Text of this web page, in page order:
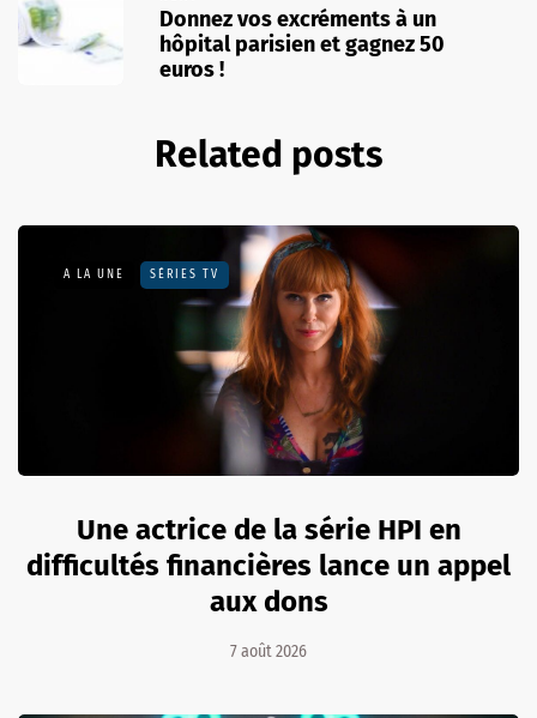
Donnez vos excréments à un
hôpital parisien et gagnez 50
euros !
Related posts
A LA UNE SÉRIES TV
Une actrice de la série HPI en
difficultés financières lance un appel
aux dons
7 août 2026